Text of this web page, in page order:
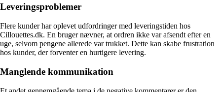
Leveringsproblemer
Flere kunder har oplevet udfordringer med leveringstiden hos
Cillouettes.dk. En bruger nævner, at ordren ikke var afsendt efter en
uge, selvom pengene allerede var trukket. Dette kan skabe frustration
hos kunder, der forventer en hurtigere levering.
Manglende kommunikation